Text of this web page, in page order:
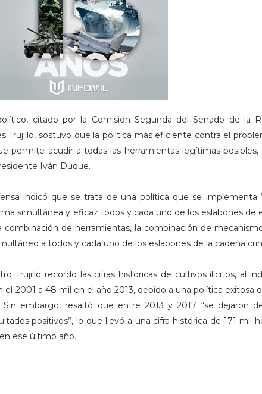
citado por la Comisión Segunda del Senado de la
Trujillo, sostuvo que la política más eficiente contra el
permite acudir a todas las herramientas legítimas
Iván Duque.
indicó que se trata de una política que se implementa
simultánea y eficaz todos y cada uno de los eslabones de
combinación de herramientas, la combinación de
a todos y cada uno de los eslabones de la cadena
Trujillo recordó las cifras históricas de cultivos ilícitos, al
el 2001 a 48 mil en el año 2013, debido a una política exitosa
embargo, resaltó que entre 2013 y 2017 “se dejaron
positivos”, lo que llevó a una cifra histórica de 171 mil
ese último año.